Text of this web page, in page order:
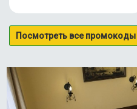
Посмотреть все промокоды